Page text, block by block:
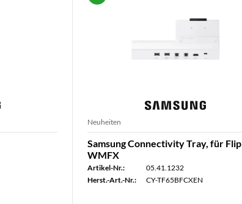
Neuheiten
Samsung Connectivity Tray, für Flip
WMFX
Artikel-Nr.:
05.41.1232
Herst.-Art.-Nr.:
CY-TF65BFCXEN